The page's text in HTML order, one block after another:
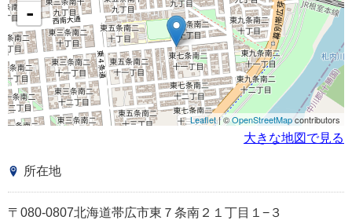
-
Leaflet| ©OpenStreetMapcontributors
大きな地図で見る
所在地
〒080-0807北海道帯広市東７条南２１丁目１−３